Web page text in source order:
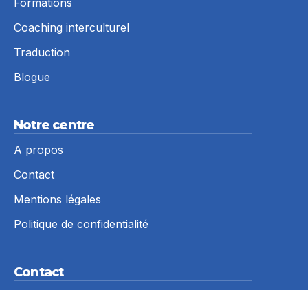
Coaching interculturel
Traduction
Blogue
Notre centre
A propos
Contact
Mentions légales
Politique de confidentialité
Contact